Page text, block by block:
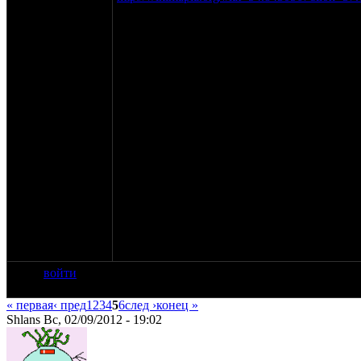
войти
« первая‹ пред123456след ›конец »
Shlans Вс, 02/09/2012 - 19:02